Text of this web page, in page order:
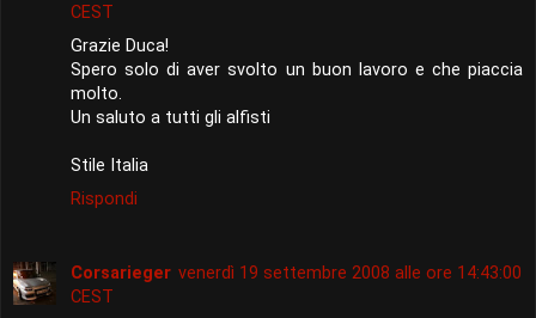
CEST
Grazie Duca!
Spero solo di aver svolto un buon lavoro e che piaccia
molto.
Un saluto a tutti gli alfisti
Stile Italia
Rispondi
Corsarieger venerdì 19 settembre 2008 alle ore 14:43:00
CEST